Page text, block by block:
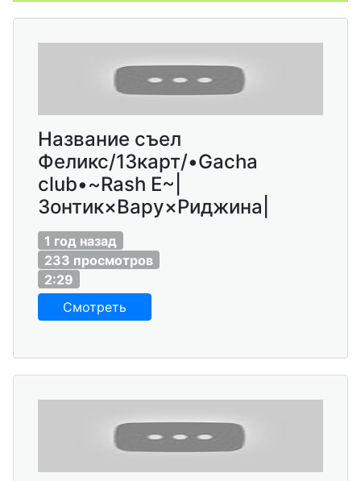
Название съел
Феликс/13карт/•Gacha
club•~Rash E~|
Зонтик×Вару×Риджина|
1 год назад
233 просмотров
2:29
Смотреть